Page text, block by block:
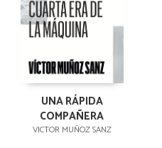
UNA RÁPIDA
COMPAÑERA
VICTOR MUÑOZ SANZ